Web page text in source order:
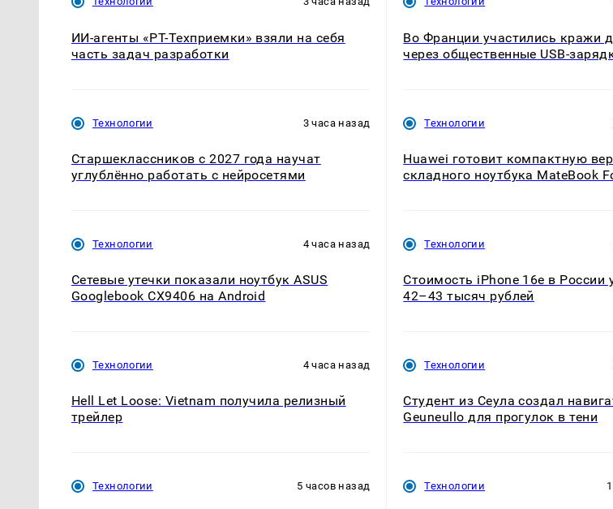
ИИ-агенты «РТ-Техприемки» взяли на себя
часть задач разработки
Технологии 3 часа назад
Старшеклассников с 2027 года научат
углублённо работать с нейросетями
Технологии 4 часа назад
Сетевые утечки показали ноутбук ASUS
Googlebook CX9406 на Android
Технологии 4 часа назад
Hell Let Loose: Vietnam получила релизный
трейлер
Технологии 5 часов назад
Во Франции участились кражи
через общественные USB-
Технологии
Huawei готовит компактную
складного ноутбука MateBook
Технологии
Стоимость iPhone 16e в России
42–43 тысяч рублей
Технологии
Студент из Сеула создал
Geuneullo для прогулок в тени
Технологии